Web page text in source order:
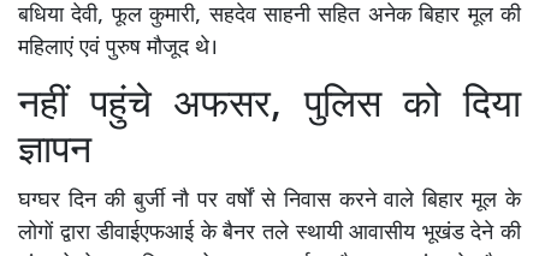
बधिया देवी, फूल कुमारी, सहदेव साहनी सहित अनेक बिहार मूल की
महिलाएं एवं पुरुष मौजूद थे।
नहीं पहुंचे अफसर, पुलिस को दिया
ज्ञापन
घग्घर दिन की बुर्जी नौ पर वर्षों से निवास करने वाले बिहार मूल के
लोगों द्वारा डीवाईएफआई के बैनर तले स्थायी आवासीय भूखंड देने की